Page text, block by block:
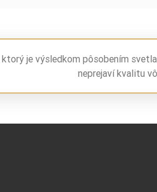
je výsledkom pôsobením
neprejaví kvalitu